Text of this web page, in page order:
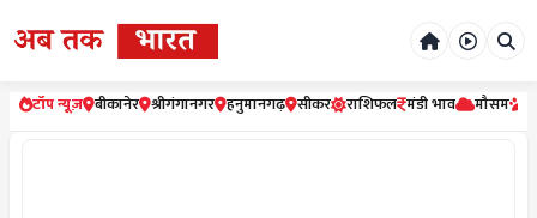
टॉप न्यूज़ बीकानेर श्रीगंगानगर हनुमानगढ़ सीकर राशिफल मंडी भाव मौसम